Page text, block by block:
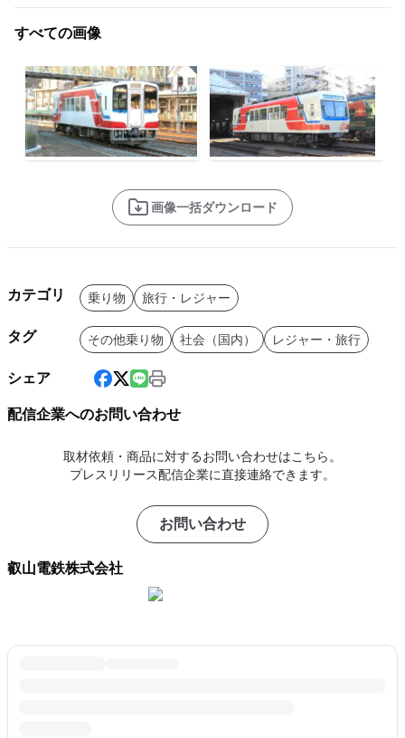
すべての画像
画像一括ダウンロード
カテゴリ 乗り物 旅行・レジャー
タグ その他乗り物 社会（国内） レジャー・旅行
シェア
配信企業へのお問い合わせ
取材依頼・商品に対するお問い合わせはこちら。
プレスリリース配信企業に直接連絡できます。
お問い合わせ
叡山電鉄株式会社